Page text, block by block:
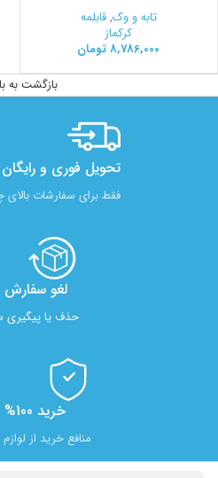
تابه و وک,قابلمه
کرکماز
8,786,000 تومان
بازگشت به
تحویل فوری و
فقط برای سفارشات بالای
لغو سفارش
حذف یا پیگیری
خرید 100% ایمن
منافع خرید از